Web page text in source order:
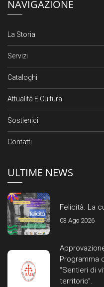
NAVIGAZIONE
La Storia
Servizi
Cataloghi
Attualità E Cultura
Sostienici
Contatti
ULTIME NEWS
Felicità. La
03 Ago 2026
Programma
“Sentieri di
territorio”.